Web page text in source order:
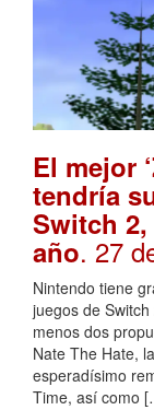
El mejor
tendría
Switch
año. 27
Nintendo tiene
juegos de
menos dos
Nate The Hate,
esperadísimo
Time, así como